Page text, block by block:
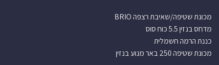
מכונת שטיפה/שאיבת רצפה BRIO
מדחס בנזין 5.5 כוח סוס
כננת הרמה חשמלית
מכונת שטיפה 250 באר מנוע בנזין